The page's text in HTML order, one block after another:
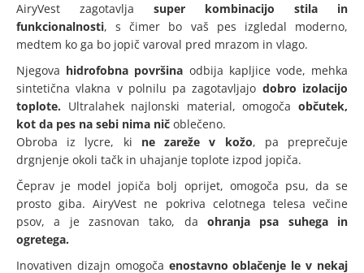
AiryVest zagotavlja super kombinacijo stila in
funkcionalnosti, s čimer bo vaš pes izgledal moderno,
medtem ko ga bo jopič varoval pred mrazom in vlago.
Njegova hidrofobna površina odbija kapljice vode, mehka
sintetična vlakna v polnilu pa zagotavljajo dobro izolacijo
toplote. Ultralahek najlonski material, omogočaobčutek,
kot da pes na sebi nima nič oblečeno.
Obroba iz lycre, ki ne zareže v kožo, pa preprečuje
drgnjenje okoli tačk in uhajanje toplote izpod jopiča.
Čeprav je model jopiča bolj oprijet, omogoča psu, da se
prosto giba. AiryVest ne pokriva celotnega telesa večine
psov, a je zasnovan tako, da ohranja psa suhega in
ogretega.
Inovativen dizajn omogoča enostavno oblačenje le v nekaj